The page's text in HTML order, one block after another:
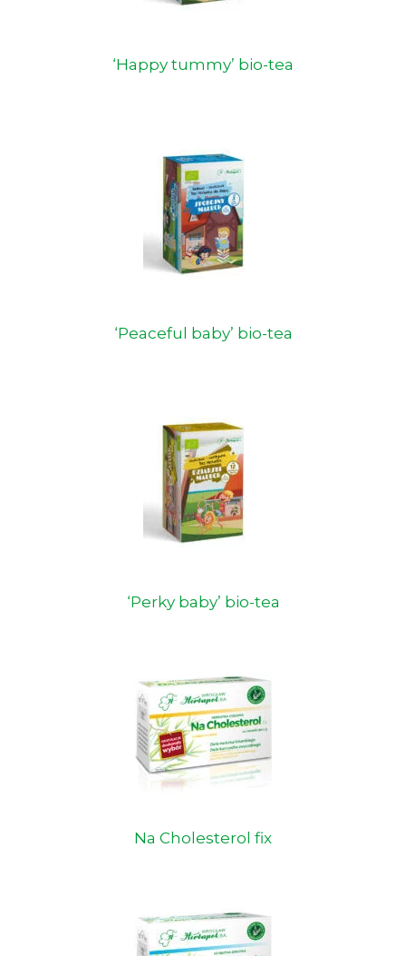
‘Happy tummy’ bio-tea
‘Peaceful baby’ bio-tea
‘Perky baby’ bio-tea
Na Cholesterol fix